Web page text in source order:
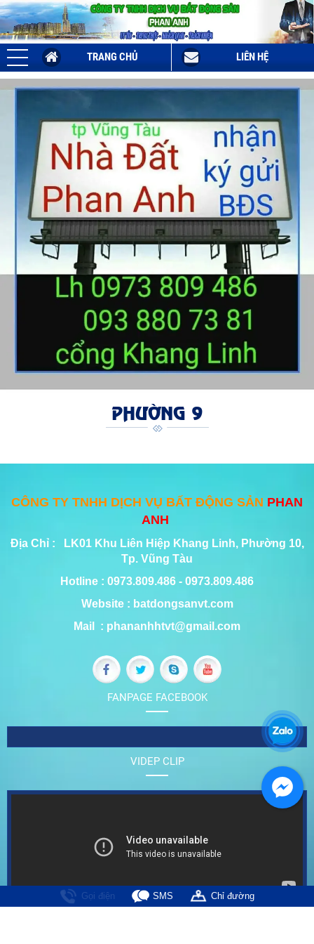
TRANG CHỦ LIÊN HỆ
PHƯỜNG 9
CÔNG TY TNHH DỊCH VỤ BẤT ĐỘNG SẢN PHAN
ANH
Địa Chỉ : LK01 Khu Liên Hiệp Khang Linh, Phường 10,
Tp. Vũng Tàu
Hotline : 0973.809.486 - 0973.809.486
Website : batdongsanvt.com
Mail : phananhhtvt@gmail.com
FANPAGE FACEBOOK
VIDEP CLIP
Gọi điện SMS Chỉ đường